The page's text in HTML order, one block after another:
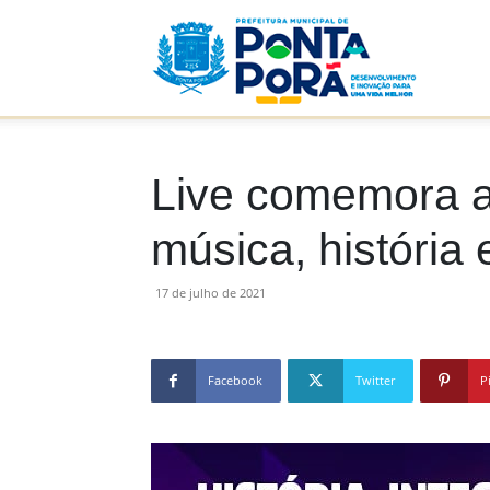
Ponta
Live comemora
música, história
17 de julho de 2021
Facebook Twitter